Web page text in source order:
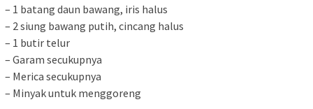
– 1 batang daun bawang, iris halus
– 2 siung bawang putih, cincang halus
– 1 butir telur
– Garam secukupnya
– Merica secukupnya
– Minyak untuk menggoreng